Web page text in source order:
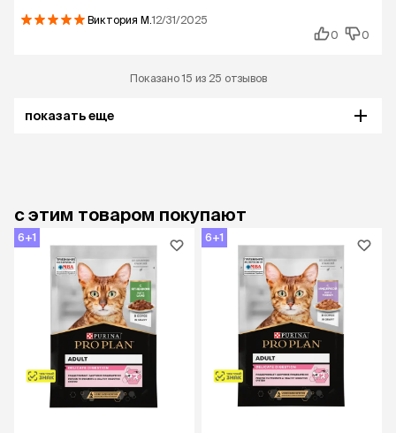
Виктория М.12/31/2025
0
0
Показано 15 из 25 отзывов
показать еще
с этим товаром покупают
6+1 6+1